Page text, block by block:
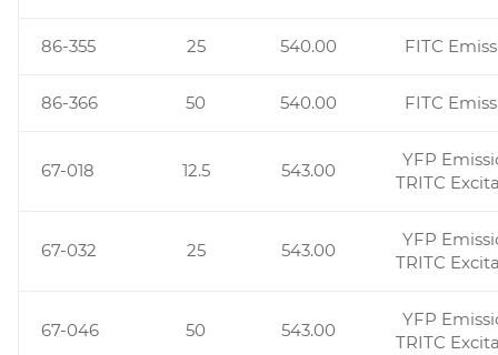
86-355 25 540.00 FITC
86-366 50 540.00 FITC
67-018 12.5 543.00
YFP
TRITC
67-032 25 543.00
YFP
TRITC
67-046 50 543.00
YFP
TRITC